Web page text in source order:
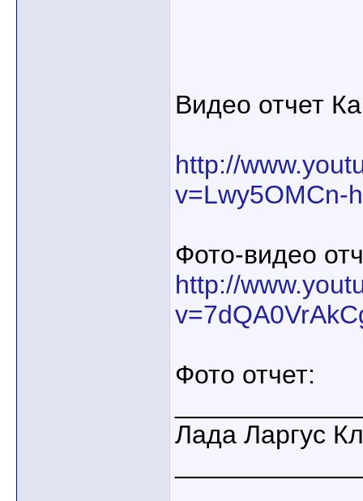
Видео отчет
http://
v=Lwy5OMCn-
Фото-видео
http://
Фото отчет:
Лада Ларгус